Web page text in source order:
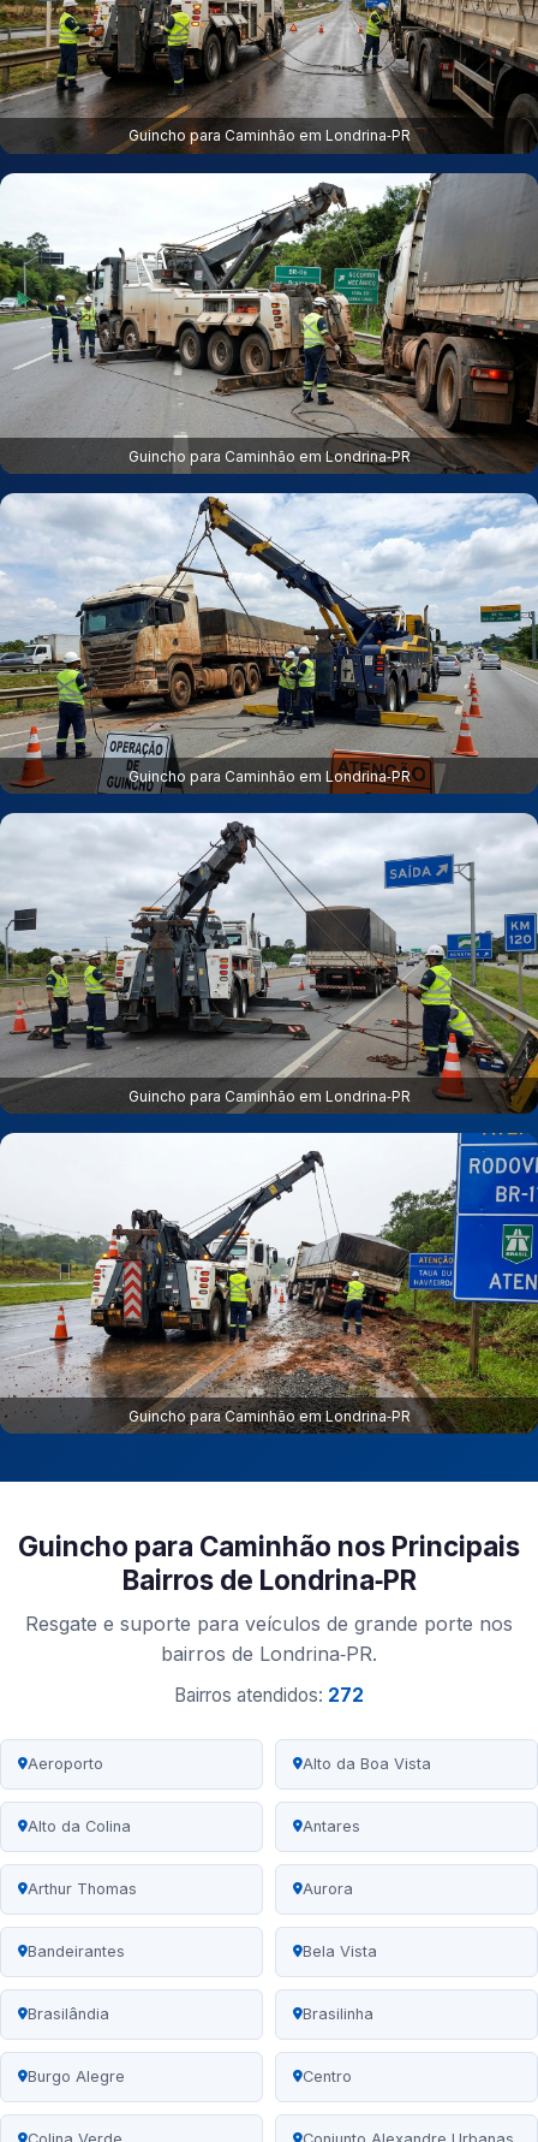
Guincho para Caminhão em Londrina‑PR
Guincho para Caminhão em Londrina‑PR
Guincho para Caminhão em Londrina‑PR
Guincho para Caminhão em Londrina‑PR
Guincho para Caminhão em Londrina‑PR
Guincho para Caminhão nos Principais
Bairros de Londrina‑PR
Resgate e suporte para veículos de grande porte nos
bairros de Londrina‑PR.
Bairros atendidos: 272
Aeroporto Alto da Boa Vista
Alto da Colina Antares
Arthur Thomas Aurora
Bandeirantes Bela Vista
Brasilândia Brasilinha
Burgo Alegre Centro